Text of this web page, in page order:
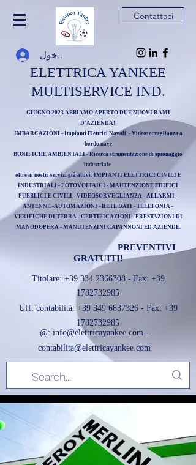
تسجيل الدخول
Contattaci
ELETTRICA YANKEE
MULTISERVICE IND.
GIUGNO 2023 ABBIAMO APERTO DUE NUOVI RAMI
D'AZIENDA!
IMBARCAZIONI - Impianti Elettrici Navali - Videosorveglianza a
bordo nave
BONIFICHE AMBIENTALI - Ricerca strumentazione di spionaggio
industriale
oltre ai nostri servizi già attivi: IMPIANTI ELETTRICI CIVILI E
INDUSTRIALI - FOTOVOLTAICI - MAUTENZIONE EDIFICI
PUBBLICI E CIVILI - VIDEOSORVEGLIANZA - ALLARMI -
ANTENNE -AUTOMAZIONI - RETE DATI - TELEFONIA -
VERIFICHE DI TERRA - CERTIFICAZIONI - PRESTAZIONI DI
MANODOPERA - MANUTENZINI CAPANNONI ED AZIENDE.
PREVENTIVI
GRATUITI!
Titolare: +39 334 2366308- Fax: +39
1782732985
Uff. contabilità: +39 349 6837326 - Fax: +39
1782732985
@: info@elettricayankee.com -
contabilita@elettricayankee.com